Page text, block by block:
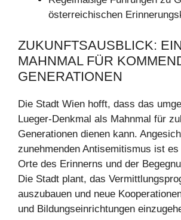
österreichischen
ZUKUNFTSAUSBLICK: EIN
MAHNMAL FÜR
GENERATIONEN
Die Stadt Wien hofft, dass das
Lueger-Denkmal als Mahnmal für
Generationen dienen kann.
zunehmenden Antisemitismus ist
Orte des Erinnerns und der
Die Stadt plant, das
auszubauen und neue
und Bildungseinrichtungen